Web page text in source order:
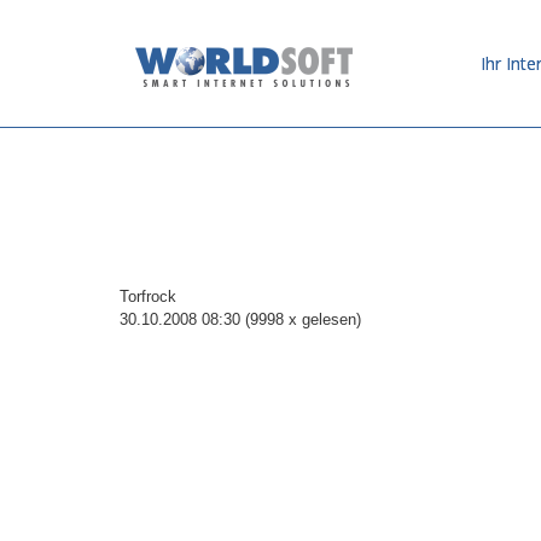
Ihr
Torfrock
30.10.2008 08:30 (9998 x gelesen)